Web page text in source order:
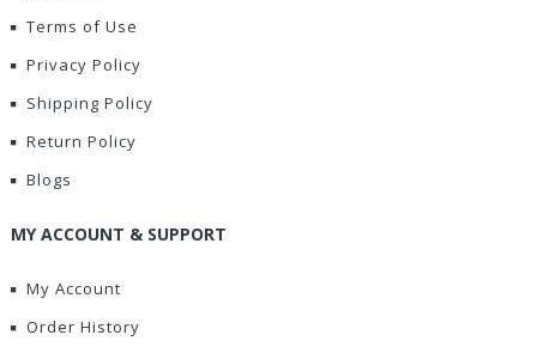
Terms of Use
Privacy Policy
Shipping Policy
Return Policy
Blogs
MY ACCOUNT & SUPPORT
My Account
Order History